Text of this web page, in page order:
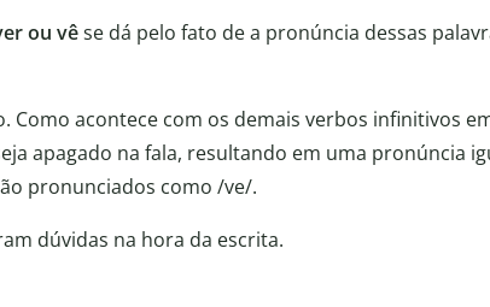
ou vêse dá pelo fato de a pronúncia dessas
Como acontece com os demais verbos infinitivos
apagado na fala, resultando em uma pronúncia
pronunciados como /ve/.
dúvidas na hora da escrita.